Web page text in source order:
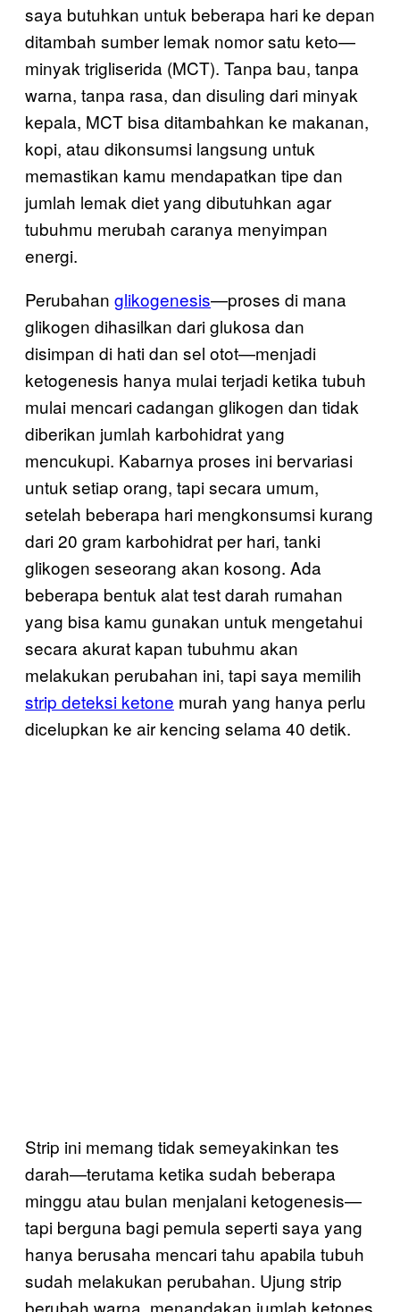
saya butuhkan untuk beberapa hari ke depan
ditambah sumber lemak nomor satu keto—
minyak trigliserida (MCT). Tanpa bau, tanpa
warna, tanpa rasa, dan disuling dari minyak
kepala, MCT bisa ditambahkan ke makanan,
kopi, atau dikonsumsi langsung untuk
memastikan kamu mendapatkan tipe dan
jumlah lemak diet yang dibutuhkan agar
tubuhmu merubah caranya menyimpan
energi.
Perubahan glikogenesis—proses di mana
glikogen dihasilkan dari glukosa dan
disimpan di hati dan sel otot—menjadi
ketogenesis hanya mulai terjadi ketika tubuh
mulai mencari cadangan glikogen dan tidak
diberikan jumlah karbohidrat yang
mencukupi. Kabarnya proses ini bervariasi
untuk setiap orang, tapi secara umum,
setelah beberapa hari mengkonsumsi kurang
dari 20 gram karbohidrat per hari, tanki
glikogen seseorang akan kosong. Ada
beberapa bentuk alat test darah rumahan
yang bisa kamu gunakan untuk mengetahui
secara akurat kapan tubuhmu akan
melakukan perubahan ini, tapi saya memilih
strip deteksi ketone murah yang hanya perlu
dicelupkan ke air kencing selama 40 detik.
Strip ini memang tidak semeyakinkan tes
darah—terutama ketika sudah beberapa
minggu atau bulan menjalani ketogenesis—
tapi berguna bagi pemula seperti saya yang
hanya berusaha mencari tahu apabila tubuh
sudah melakukan perubahan. Ujung strip
berubah warna, menandakan jumlah ketones